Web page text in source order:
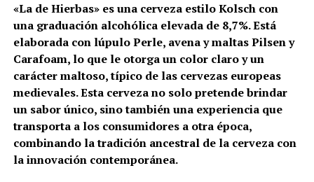
«La de Hierbas» es una cerveza estilo Kolsch con
una graduación alcohólica elevada de 8,7%. Está
elaborada con lúpulo Perle, avena y maltas Pilsen y
Carafoam, lo que le otorga un color claro y un
carácter maltoso, típico de las cervezas europeas
medievales. Esta cerveza no solo pretende brindar
un sabor único, sino también una experiencia que
transporta a los consumidores a otra época,
combinando la tradición ancestral de la cerveza con
la innovación contemporánea.